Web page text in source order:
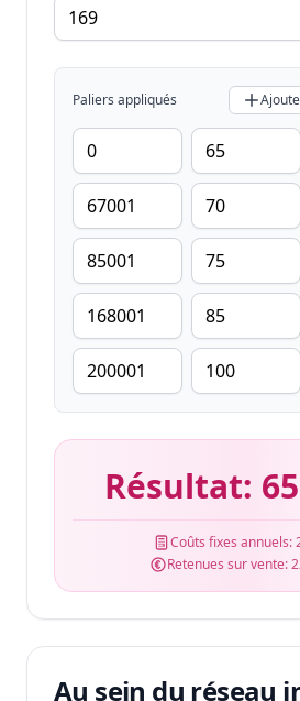
Paliers appliqués
Résultat:
Coûts fixes annuels:
Retenues sur vente:
Au sein du réseau